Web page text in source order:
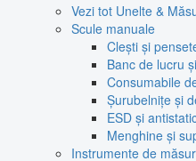
Vezi tot Unelte &
Scule manuale
Clești și
Banc de lucru
Consumabile
Șurubelnițe și
ESD și
Menghine și
Instrumente de